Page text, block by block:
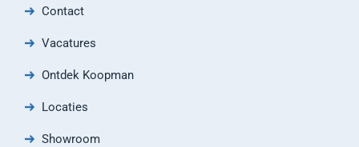
Contact
Vacatures
Ontdek Koopman
Locaties
Showroom